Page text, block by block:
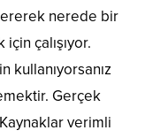
nerede bir
çalışıyor.
kullanıyorsanız
Gerçek
verimli